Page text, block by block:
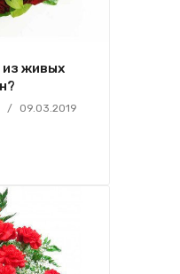
из живых
/ 09.03.2019